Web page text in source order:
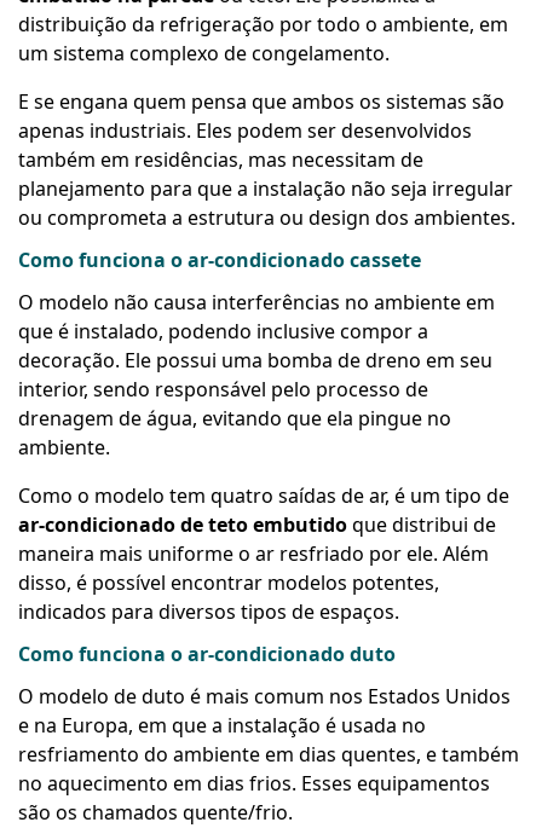
distribuição da refrigeração por todo o ambiente, em
um sistema complexo de congelamento.
E se engana quem pensa que ambos os sistemas são
apenas industriais. Eles podem ser desenvolvidos
também em residências, mas necessitam de
planejamento para que a instalação não seja irregular
ou comprometa a estrutura ou design dos ambientes.
Como funciona o ar-condicionado cassete
O modelo não causa interferências no ambiente em
que é instalado, podendo inclusive compor a
decoração. Ele possui uma bomba de dreno em seu
interior, sendo responsável pelo processo de
drenagem de água, evitando que ela pingue no
ambiente.
Como o modelo tem quatro saídas de ar, é um tipo de
ar-condicionado de teto embutidoque distribui de
maneira mais uniforme o ar resfriado por ele. Além
disso, é possível encontrar modelos potentes,
indicados para diversos tipos de espaços.
Como funciona o ar-condicionado duto
O modelo de duto é mais comum nos Estados Unidos
e na Europa, em que a instalação é usada no
resfriamento do ambiente em dias quentes, e também
no aquecimento em dias frios. Esses equipamentos
são os chamados quente/frio.